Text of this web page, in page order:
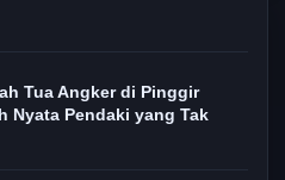
Tua Angker di Pinggir
Nyata Pendaki yang Tak